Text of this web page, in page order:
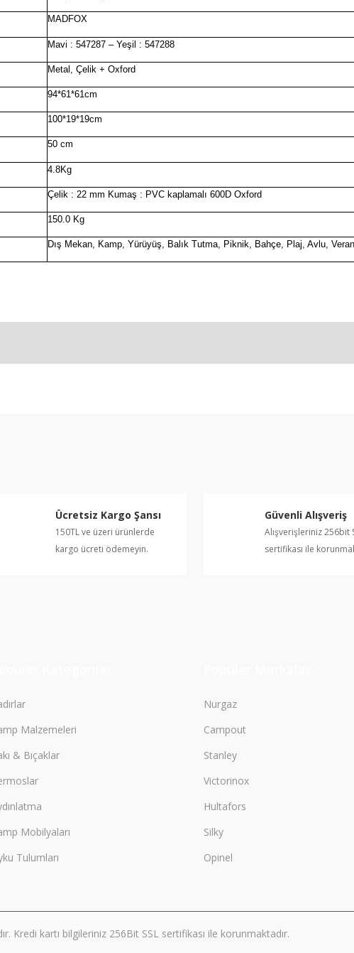
MADFOX
Mavi : 547287 – Yeşil : 547288
Metal, Çelik + Oxford
94*61*61cm
100*19*19cm
50 cm
4.8Kg
Çelik : 22 mm Kumaş : PVC kaplamalı 600D Oxford
150.0 Kg
Dış Mekan, Kamp, Yürüyüş, Balık Tutma, Piknik, Bahçe, Plaj, Avlu,
Ücretsiz Kargo Şansı
150TL ve üzeri ürünlerde
kargo ücreti ödemeyin.
Güvenli Alışveriş
Alışverişleriniz 256bit
sertifikası ile
Malzemeleri
& Bıçaklar
Mobilyaları
Tulumları
Nurgaz
Campout
Stanley
Victorinox
Hultafors
Silky
Opinel
Kredi kartı bilgileriniz 256Bit SSL sertifikası ile korunmaktadır.